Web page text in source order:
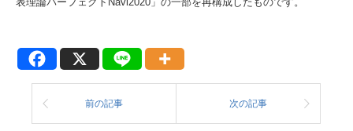
前の記事 次の記事